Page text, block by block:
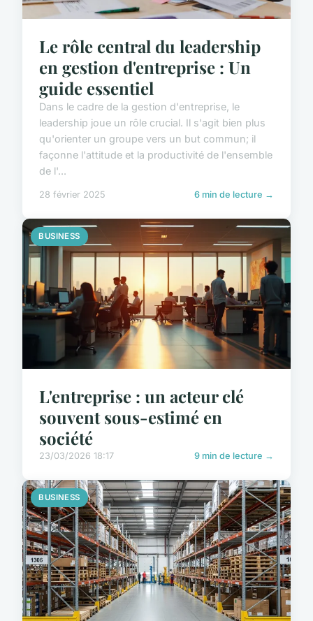
Le rôle central du leadership
en gestion d'entreprise : Un
guide essentiel
Dans le cadre de la gestion d'entreprise, le
leadership joue un rôle crucial. Il s'agit bien plus
qu'orienter un groupe vers un but commun; il
façonne l'attitude et la productivité de l'ensemble
de l'...
28 février 2025 6 min de lecture →
BUSINESS
L'entreprise : un acteur clé
souvent sous-estimé en
société
23/03/2026 18:17 9 min de lecture →
BUSINESS